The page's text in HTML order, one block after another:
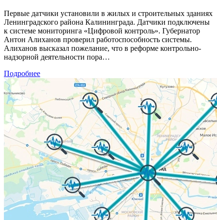
Первые датчики установили в жилых и строительных зданиях
Ленинградского района Калининграда. Датчики подключены
к системе мониторинга «Цифровой контроль». Губернатор
Антон Алиханов проверил работоспособность системы.
Алиханов высказал пожелание, что в реформе контрольно-
надзорной деятельности пора…
Подробнее